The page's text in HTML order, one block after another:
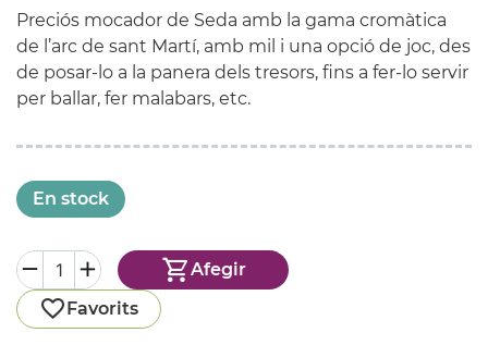
Preciós mocador de Seda amb la gama cromàtica
de l’arc de sant Martí, amb mil i una opció de joc, des
de posar-lo a la panera dels tresors, fins a fer-lo servir
per ballar, fer malabars, etc.
En stock
Afegir
Favorits